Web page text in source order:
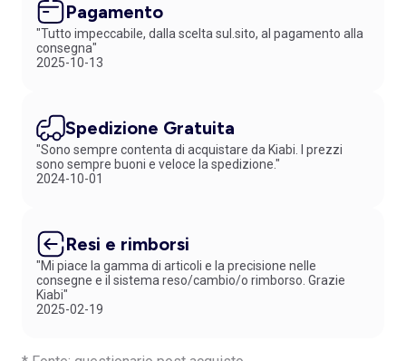
Pagamento
"Tutto impeccabile, dalla scelta sul.sito, al pagamento alla
consegna"
2025-10-13
Spedizione Gratuita
"Sono sempre contenta di acquistare da Kiabi. I prezzi
sono sempre buoni e veloce la spedizione."
2024-10-01
Resi e rimborsi
"Mi piace la gamma di articoli e la precisione nelle
consegne e il sistema reso/cambio/o rimborso. Grazie
Kiabi"
2025-02-19